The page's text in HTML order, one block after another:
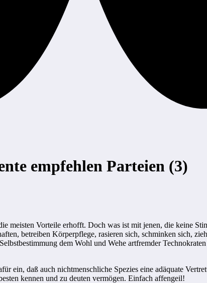
empfehlen Parteien (3)
meisten Vorteile erhofft. Doch was ist mit jenen, die keine
betreiben Körperpflege, rasieren sich, schminken sich,
dem Wohl und Wehe artfremder
ein, daß auch nichtmenschliche Spezies eine adäquate
kennen und zu deuten vermögen. Einfach affengeil!